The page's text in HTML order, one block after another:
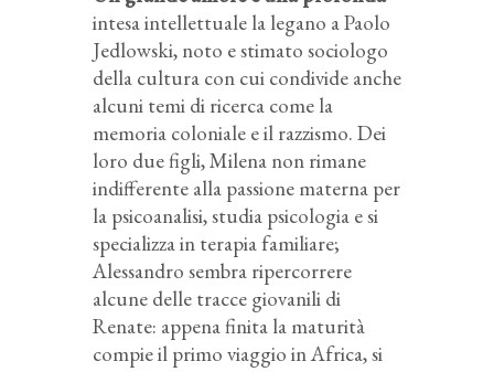
intesa intellettuale la legano a Paolo
Jedlowski, noto e stimato sociologo
della cultura con cui condivide anche
alcuni temi di ricerca come la
memoria coloniale e il razzismo. Dei
loro due figli, Milena non rimane
indifferente alla passione materna per
la psicoanalisi, studia psicologia e si
specializza in terapia familiare;
Alessandro sembra ripercorrere
alcune delle tracce giovanili di
Renate: appena finita la maturità
compie il primo viaggio in Africa, si